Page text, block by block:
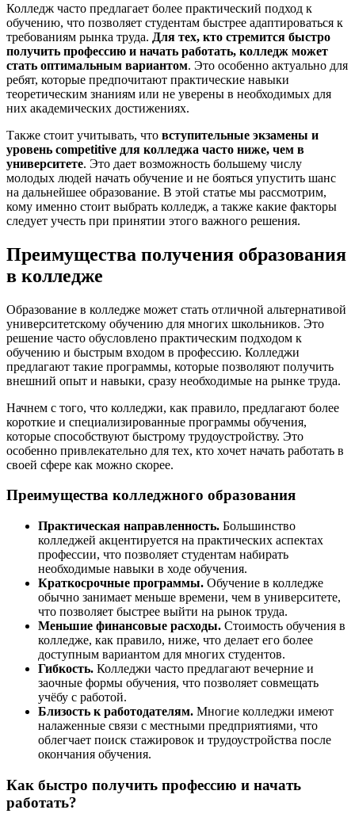
Колледж часто предлагает более практический подход к
обучению, что позволяет студентам быстрее адаптироваться к
требованиям рынка труда. Для тех, кто стремится быстро
получить профессию и начать работать, колледж может
стать оптимальным вариантом. Это особенно актуально для
ребят, которые предпочитают практические навыки
теоретическим знаниям или не уверены в необходимых для
них академических достижениях.
Также стоит учитывать, что вступительные экзамены и
уровень competitive для колледжа часто ниже, чем в
университете. Это дает возможность большему числу
молодых людей начать обучение и не бояться упустить шанс
на дальнейшее образование. В этой статье мы рассмотрим,
кому именно стоит выбрать колледж, а также какие факторы
следует учесть при принятии этого важного решения.
Преимущества получения образования
в колледже
Образование в колледже может стать отличной альтернативой
университетскому обучению для многих школьников. Это
решение часто обусловлено практическим подходом к
обучению и быстрым входом в профессию. Колледжи
предлагают такие программы, которые позволяют получить
внешний опыт и навыки, сразу необходимые на рынке труда.
Начнем с того, что колледжи, как правило, предлагают более
короткие и специализированные программы обучения,
которые способствуют быстрому трудоустройству. Это
особенно привлекательно для тех, кто хочет начать работать в
своей сфере как можно скорее.
Преимущества колледжного образования
Практическая направленность. Большинство
колледжей акцентируется на практических аспектах
профессии, что позволяет студентам набирать
необходимые навыки в ходе обучения.
Краткосрочные программы. Обучение в колледже
обычно занимает меньше времени, чем в университете,
что позволяет быстрее выйти на рынок труда.
Меньшие финансовые расходы. Стоимость обучения в
колледже, как правило, ниже, что делает его более
доступным вариантом для многих студентов.
Гибкость. Колледжи часто предлагают вечерние и
заочные формы обучения, что позволяет совмещать
учёбу с работой.
Близость к работодателям. Многие колледжи имеют
налаженные связи с местными предприятиями, что
облегчает поиск стажировок и трудоустройства после
окончания обучения.
Как быстро получить профессию и начать
работать?